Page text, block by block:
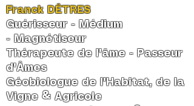
Franck DÊTRES
Guérisseur - Médium
- Magnétiseur
Thérapeute de l'âme - Passeur
d'Âmes
Géobiologue de l'Habitat, de la
Vigne & Agricole